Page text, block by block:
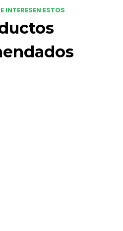
INTERESEN ESTOS